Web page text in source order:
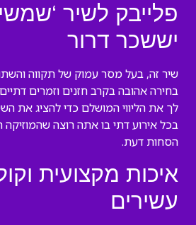
פלייבק לשיר
יששכר דרור
שיר זה, בעל מסר עמוק של תקווה
בחירה אהובה בקרב חזנים וזמרים
לך את הליווי המושלם כדי להציג את
בכל אירוע דתי בו אתה רוצה
הסחות דעת.
איכות מקצועית
עשירים